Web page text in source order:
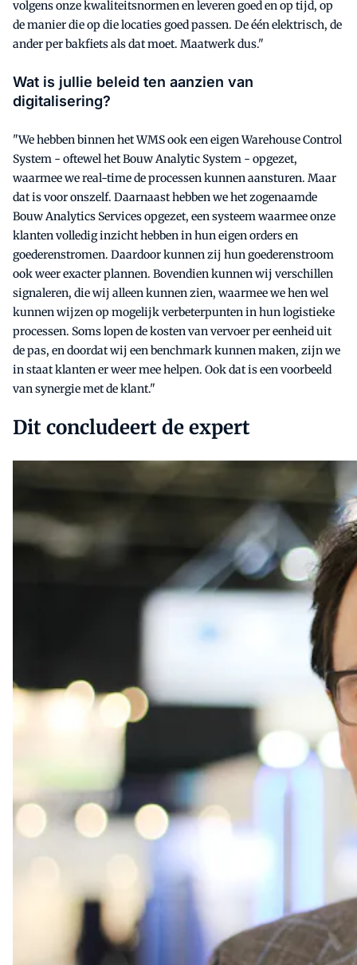
volgens onze kwaliteitsnormen en leveren goed en op tijd, op
de manier die op die locaties goed passen. De één elektrisch, de
ander per bakfiets als dat moet. Maatwerk dus."
Wat is jullie beleid ten aanzien van
digitalisering?
"We hebben binnen het WMS ook een eigen Warehouse Control
System - oftewel het Bouw Analytic System - opgezet,
waarmee we real-time de processen kunnen aansturen. Maar
dat is voor onszelf. Daarnaast hebben we het zogenaamde
Bouw Analytics Services opgezet, een systeem waarmee onze
klanten volledig inzicht hebben in hun eigen orders en
goederenstromen. Daardoor kunnen zij hun goederenstroom
ook weer exacter plannen. Bovendien kunnen wij verschillen
signaleren, die wij alleen kunnen zien, waarmee we hen wel
kunnen wijzen op mogelijk verbeterpunten in hun logistieke
processen. Soms lopen de kosten van vervoer per eenheid uit
de pas, en doordat wij een benchmark kunnen maken, zijn we
in staat klanten er weer mee helpen. Ook dat is een voorbeeld
van synergie met de klant."
Dit concludeert de expert